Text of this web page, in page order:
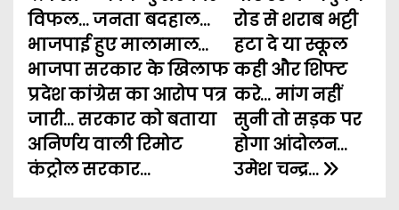
b
o
o
k
t
e
r
l
s
A
p
p
g
e
g
r
a
m
e
o
s
t
n
रोड से शराब भट्टी
हटा दे या स्कूल
कही और शिफ्ट
करे… मांग नहीं
सुनी तो सड़क पर
होगा आंदोलन…
उमेश चन्द्र…
विफल… जनता बदहाल…
भाजपाई हुए मालामाल…
भाजपा सरकार के खिलाफ
प्रदेश कांग्रेस का आरोप पत्र
जारी… सरकार को बताया
अनिर्णय वाली रिमोट
कंट्रोल सरकार…